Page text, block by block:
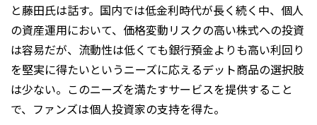
と藤田氏は話す。国内では低金利時代が長く続く中、個人
の資産運用において、価格変動リスクの高い株式への投資
は容易だが、流動性は低くても銀行預金よりも高い利回り
を堅実に得たいというニーズに応えるデット商品の選択肢
は少ない。このニーズを満たすサービスを提供すること
で、ファンズは個人投資家の支持を得た。